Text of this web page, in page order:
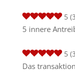
5
5 innere
5
Das